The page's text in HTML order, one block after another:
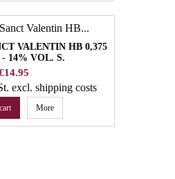
VALENTIN HB 0,375
- 14% VOL. S.
WINERY
excl. shipping costs
More